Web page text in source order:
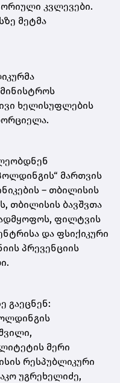
კვლევები.
მეტმა
ხელისუფლების
მართვის
– თბილისის
თბილისის ბავშვთა
ფილტვის
და ფსიქიკური
პრევენციის
გაეცნენ:
მერი
რესპუბლიკური
უგრეხელიძე,